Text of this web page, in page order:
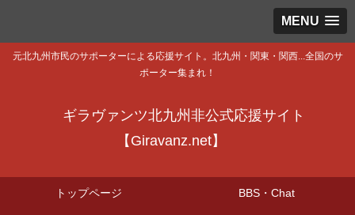
MENU
元北九州市民のサポーターによる応援サイト。北九州・関東・関西...全国のサ
ポーター集まれ！
ギラヴァンツ北九州非公式応援サイト
【Giravanz.net】
トップページ BBS・Chat